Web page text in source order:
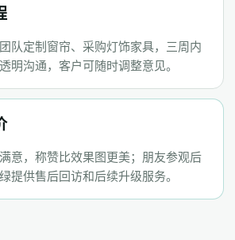
队定制窗帘、采购灯饰家具，三周内
明沟通，客户可随时调整意见。
意，称赞比效果图更美；朋友参观后
提供售后回访和后续升级服务。